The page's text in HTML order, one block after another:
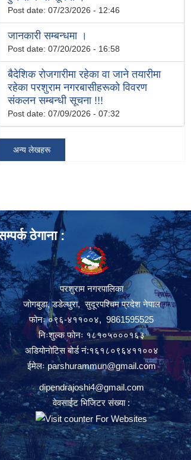
Post date: 07/23/2026 - 12:46
जानकारी सम्बन्धमा ।
Post date: 07/20/2026 - 16:58
बैदेशिक रोजगारीमा रहेका वा जाने तयारीमा
रहेका परशुराम नगरबासीहरूको विवरण
संकलन सम्बन्धी सूचना !!!
Post date: 07/09/2026 - 07:32
अन्य लेखहरू
ठेगाना :
परशुराम नगरपालिका
जोगबुडा, डडेल्धुरा, सुदूरपश्चिम प्रदेश नेपाल
फोनः ०९६-४११००४, 9861595525
निःशुल्क फोनः १८१०५०००१६३
अडियोनोटिस बोर्ड नं:१६१८०९६४११००४
ईमेलः parshurammun@gmail.com
dipendrajoshi4@gmail.com
वेवसाईट भिजिटर संख्या :